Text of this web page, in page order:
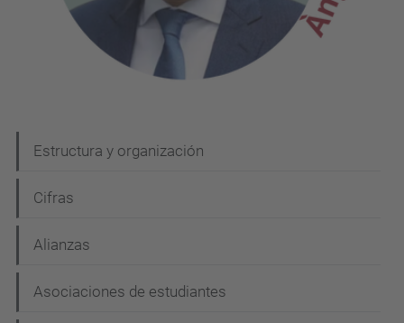
a
v
g
a
Estructura y organización
Cifras
Alianzas
Asociaciones de estudiantes